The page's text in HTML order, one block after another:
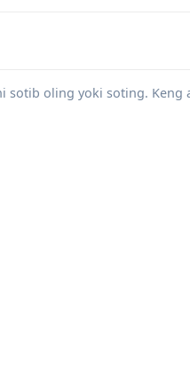
sotib oling yoki soting.